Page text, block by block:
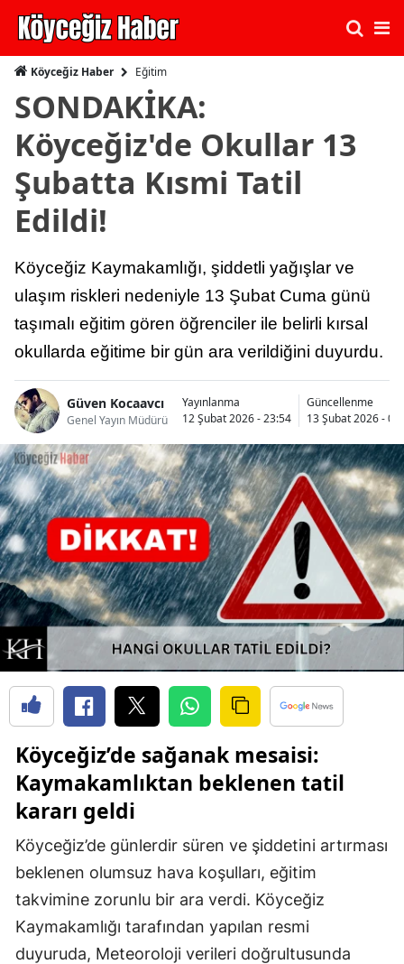
Köyceğiz Haber Eğitim
SONDAKİKA:
Köyceğiz'de Okullar 13
Şubatta Kısmi Tatil
Edildi!
Köyceğiz Kaymakamlığı, şiddetli yağışlar ve
ulaşım riskleri nedeniyle 13 Şubat Cuma günü
taşımalı eğitim gören öğrenciler ile belirli kırsal
okullarda eğitime bir gün ara verildiğini duyurdu.
Güven Kocaavcı
Genel Yayın Müdürü
Yayınlanma
12 Şubat 2026 - 23:54
Güncellenme
13 Şubat 2026 -
Köyceğiz’de sağanak mesaisi:
Kaymakamlıktan beklenen tatil
kararı geldi
Köyceğiz’de günlerdir süren ve şiddetini artırması
beklenen olumsuz hava koşulları, eğitim
takvimine zorunlu bir ara verdi. Köyceğiz
Kaymakamlığı tarafından yapılan resmi
duyuruda, Meteoroloji verileri doğrultusunda